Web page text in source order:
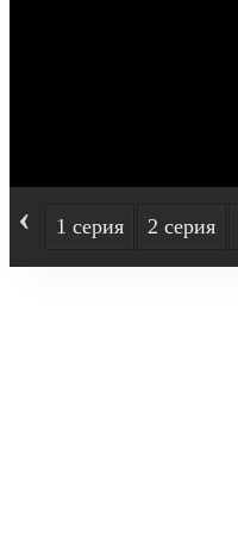
‹ 1 серия 2 серия